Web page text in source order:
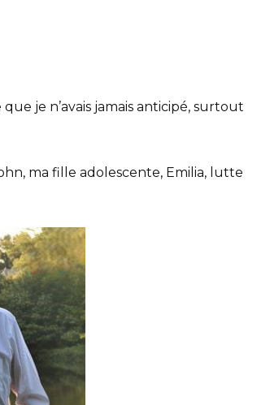
je n’avais jamais anticipé, surtout
ma fille adolescente, Emilia, lutte